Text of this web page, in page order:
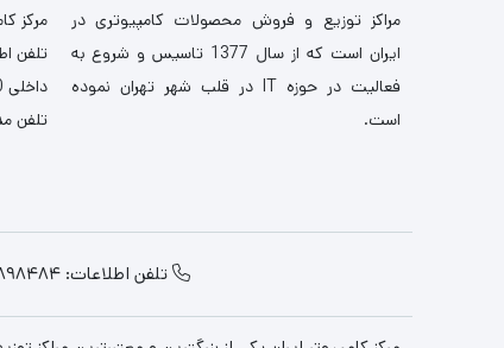
مراکز توزیع و فروش محصولات کامپیوتری در
ایران است که از سال 1377 تاسیس و شروع به
فعالیت در حوزه IT در قلب شهر تهران نموده
است.
مرکز
تلفن
داخلی 2020-3030
تلفن
تلفن اطلاعات: 88898484